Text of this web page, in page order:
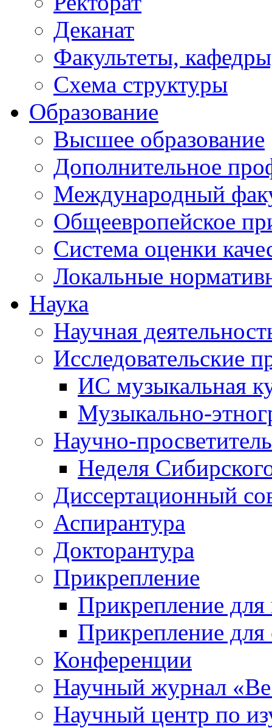
Деканат
Факультеты,
Схема структуры
Образование
Высшее образование
Дополнительное
Международный
Общеевропейское
Система оценки
Локальные
Наука
Научная
Исследовательские
ИС музыкальная
Музыкально-
Научно-
Неделя
Диссертационный
Аспирантура
Докторантура
Прикрепление
Прикрепление для
Прикрепление для
Конференции
Научный журнал
Научный центр по